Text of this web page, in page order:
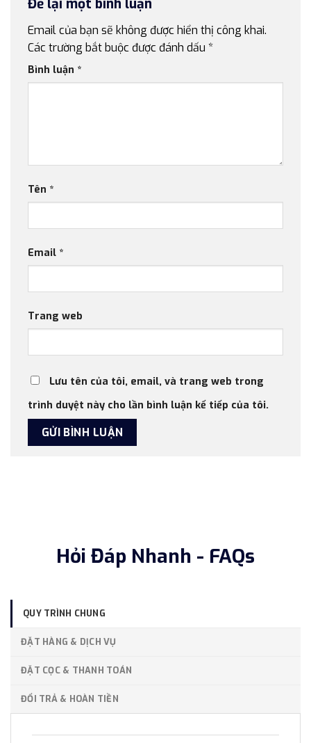
Để lại một bình luận
Email của bạn sẽ không được hiển thị công khai.
Các trường bắt buộc được đánh dấu *
Bình luận *
Tên *
Email *
Trang web
Lưu tên của tôi, email, và trang web trong
trình duyệt này cho lần bình luận kế tiếp của tôi.
Hỏi Đáp Nhanh - FAQs
QUY TRÌNH CHUNG
ĐẶT HÀNG & DỊCH VỤ
ĐẶT CỌC & THANH TOÁN
ĐỔI TRẢ & HOÀN TIỀN